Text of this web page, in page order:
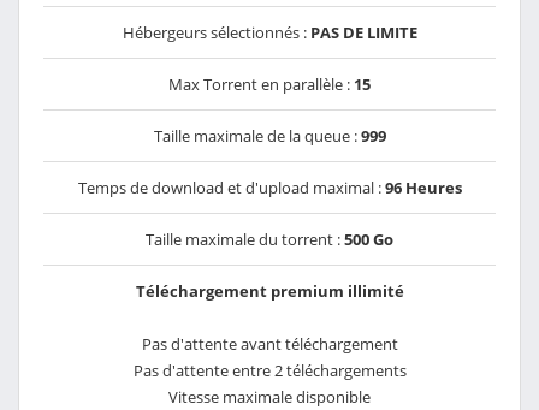
Hébergeurs sélectionnés : PAS DE LIMITE
Max Torrent en parallèle : 15
Taille maximale de la queue :999
Temps de download et d'upload maximal :96 Heures
Taille maximale du torrent :500 Go
Téléchargement premium illimité
Pas d'attente avant téléchargement
Pas d'attente entre 2 téléchargements
Vitesse maximale disponible